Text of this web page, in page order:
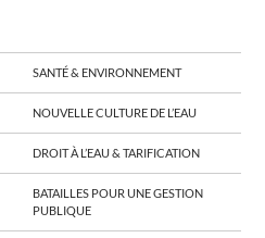
Aller
au
contenu
un réseau qui réunit citoyens et
associations autour de la ressource
territoire français, sur tous les
économique, juridique, de la santé,
culturel…
SANTÉ & ENVIRONNEMENT
NOUVELLE CULTURE DE L’EAU
DROIT À L’EAU & TARIFICATION
BATAILLES POUR UNE GESTION
PUBLIQUE